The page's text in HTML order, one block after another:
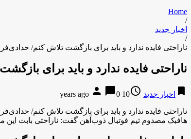
Home
/
اخبار جدید
/
ناراحتی فایده ندارد و باید برای بازگشت تلاش کنم/
ناراحتی فایده ندارد و باید برای
bookmark اخبار جدید access_time
10 years ago
person chat_bubble0
ناراحتی فایده ندارد و باید برای بازگشت تلاش کنم/
هافبک مصدوم تیم فوتبال ذوب‌آهن گفت: ناراحتی بابت این